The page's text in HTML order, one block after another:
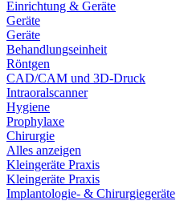
Einrichtung & Geräte
Geräte
Geräte
Behandlungseinheit
Röntgen
CAD/CAM und 3D-Druck
Intraoralscanner
Hygiene
Prophylaxe
Chirurgie
Alles anzeigen
Kleingeräte Praxis
Kleingeräte Praxis
Implantologie- & Chirurgiegeräte